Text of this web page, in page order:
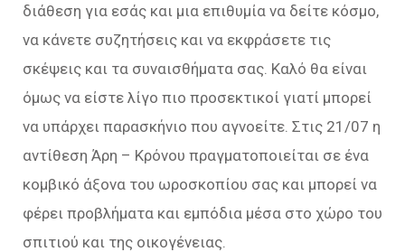
διάθεση για εσάς και μια επιθυμία να δείτε κόσμο,
να κάνετε συζητήσεις και να εκφράσετε τις
σκέψεις και τα συναισθήματα σας. Καλό θα είναι
όμως να είστε λίγο πιο προσεκτικοί γιατί μπορεί
να υπάρχει παρασκήνιο που αγνοείτε. Στις 21/07 η
αντίθεση Άρη – Κρόνου πραγματοποιείται σε ένα
κομβικό άξονα του ωροσκοπίου σας και μπορεί να
φέρει προβλήματα και εμπόδια μέσα στο χώρο του
σπιτιού και της οικογένειας.